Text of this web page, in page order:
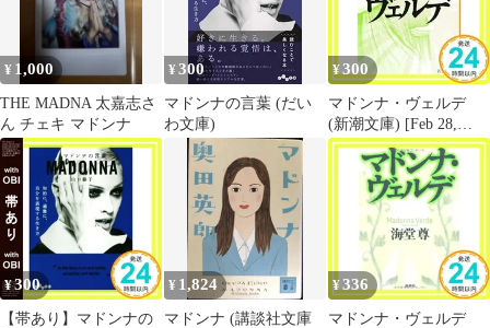
¥ 1,000
THE MADNA 太嘉志さ
ん チェキ マドンナ
¥300
マドンナの言葉 (だい
わ文庫)
¥300
マドンナ・ヴェルデ
(新潮文庫) [Feb 28,
2013] 海堂 尊_02
¥300
【帯あり】マドンナの
¥ 1,824
マドンナ (講談社文庫
¥336
マドンナ・ヴェルデ